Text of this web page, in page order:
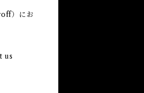
）にお
us